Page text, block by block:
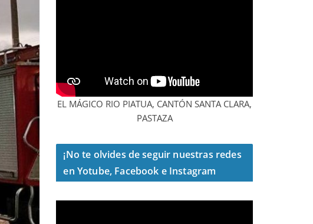
EL MÁGICO RIO PIATUA, CANTÓN SANTA CLARA,
PASTAZA
¡No te olvides de seguir nuestras redes
en Yotube, Facebook e Instagram